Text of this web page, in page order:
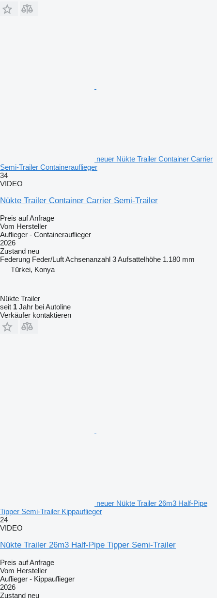
neuer Nükte Trailer Container Carrier
Semi-Trailer Containerauflieger
34
VIDEO
Nükte Trailer Container Carrier Semi-Trailer
Preis auf Anfrage
Vom Hersteller
Auflieger - Containerauflieger
2026
Zustand neu
Federung Feder/LuftAchsenanzahl 3Aufsattelhöhe 1.180 mm
Türkei, Konya
Nükte Trailer
seit 1 Jahr bei Autoline
Verkäufer kontaktieren
neuer Nükte Trailer 26m3 Half-Pipe
Tipper Semi-Trailer Kippauflieger
24
VIDEO
Nükte Trailer 26m3 Half-Pipe Tipper Semi-Trailer
Preis auf Anfrage
Vom Hersteller
Auflieger - Kippauflieger
2026
Zustand neu